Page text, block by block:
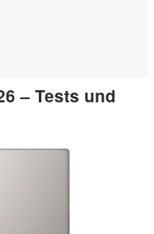
– Tests und